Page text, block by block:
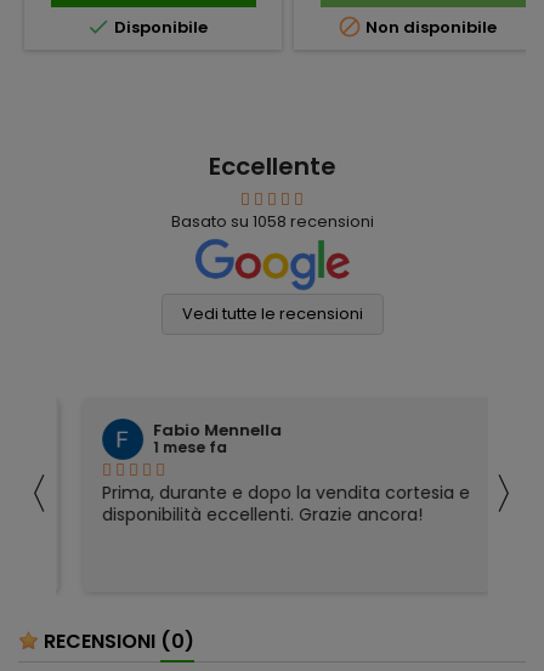
 Disponibile  Non disponibile
Eccellente
Basato su 1058 recensioni
Vedi tutte le recensioni
〈
Fabio Mennella
1 mese fa
Prima, durante e dopo la vendita cortesia e
disponibilità eccellenti. Grazie ancora!
〉
RECENSIONI (0)